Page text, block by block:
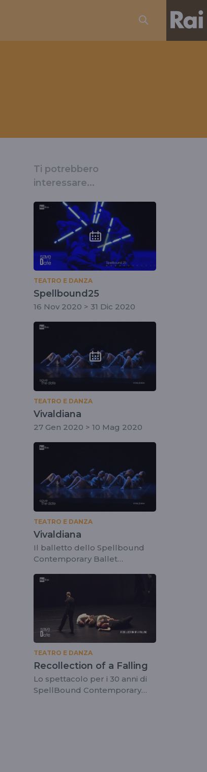
Ti potrebbero
interessare...
TEATRO E DANZA
Spellbound25
16 Nov 2020 > 31 Dic 2020
TEATRO E DANZA
Vivaldiana
27 Gen 2020 > 10 Mag 2020
TEATRO E DANZA
Vivaldiana
Il balletto dello Spellbound
Contemporary Ballet
TEATRO E DANZA
Recollection of a Falling
Lo spettacolo per i 30 anni di
SpellBound Contemporary